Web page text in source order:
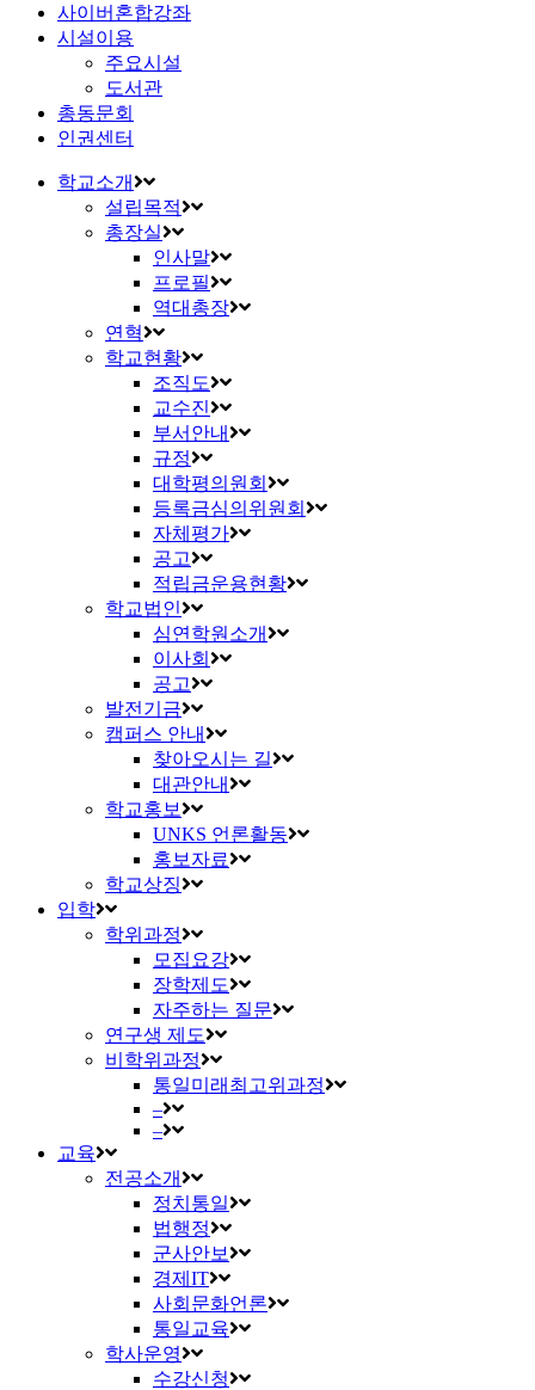
사이버혼합강좌
시설이용
주요시설
도서관
총동문회
인권센터
학교소개
설립목적
총장실
인사말
프로필
역대총장
연혁
학교현황
조직도
교수진
부서안내
규정
대학평의원회
등록금심의위원회
자체평가
공고
적립금운용현황
학교법인
심연학원소개
이사회
공고
발전기금
캠퍼스 안내
찾아오시는 길
대관안내
학교홍보
UNKS 언론활동
홍보자료
학교상징
입학
학위과정
모집요강
장학제도
자주하는 질문
연구생 제도
비학위과정
통일미래최고위과정
–
–
교육
전공소개
정치통일
법행정
군사안보
경제IT
사회문화언론
통일교육
학사운영
수강신청